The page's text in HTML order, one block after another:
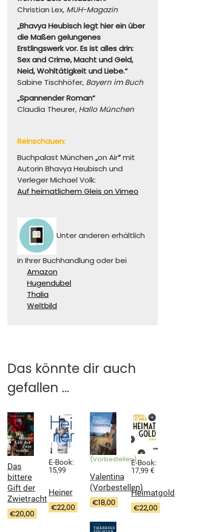
Christian Lex, MUH-Magazin
„Bhavya Heubisch legt hier ein über
die Maßen gelungenes
Erstlingswerk vor. Es ist alles drin:
Sex and Crime, Macht und Geld,
Neid, Wohltätigkeit und Liebe.“
Sabine Tischhöfer, Bayern im Buch
„Spannender Roman“
Claudia Theurer, Hallo München
Reinschauen:
Buchpalast München „on Air“mit
Autorin Bhavya Heubisch und
Verleger Michael Volk:
Auf heimatlichem Gleis on Vimeo
Unter anderen erhältlich
in Ihrer Buchhandlung oder bei
Amazon
Hugendubel
Thalia
Weltbild
Das könnte dir auch
gefallen …
Das
bittere
Gift der
Zwietracht
€20,00
E-Book:
15,99
Heiner
€22,00
(Vorbestellen)
Valentina
(Vorbestellen)
€18,00
E-Book:
17,99 €
Heimatgold
€22,00